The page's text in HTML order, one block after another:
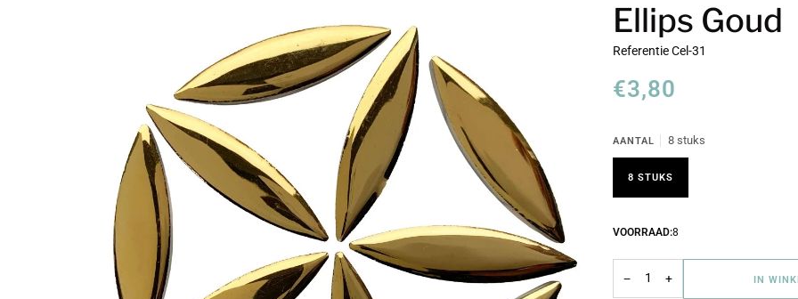
Ellips Goud
ReferentieCel-31
€3,80
AANTAL 8 stuks
8 STUKS
VOORRAAD:8
− + IN